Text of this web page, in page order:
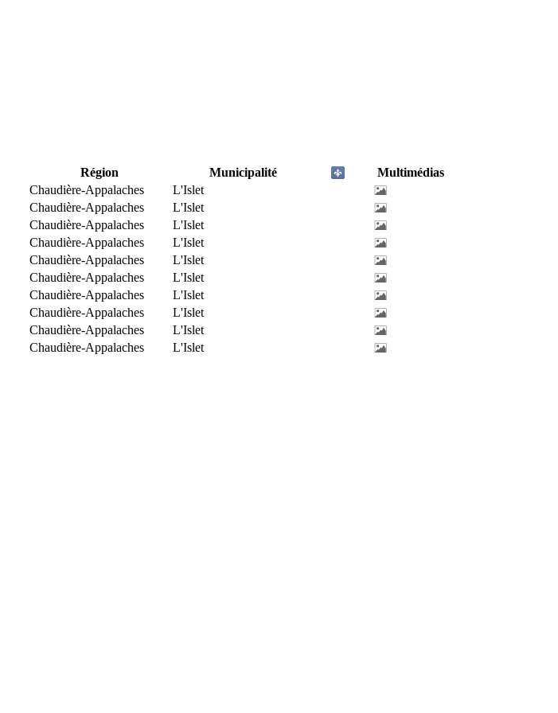
Région Municipalité
Multimédias
Chaudière-Appalaches
L'Islet
Chaudière-Appalaches
L'Islet
Chaudière-Appalaches
L'Islet
Chaudière-Appalaches
L'Islet
Chaudière-Appalaches
L'Islet
Chaudière-Appalaches
L'Islet
Chaudière-Appalaches
L'Islet
Chaudière-Appalaches
L'Islet
Chaudière-Appalaches
L'Islet
Chaudière-Appalaches L'Islet